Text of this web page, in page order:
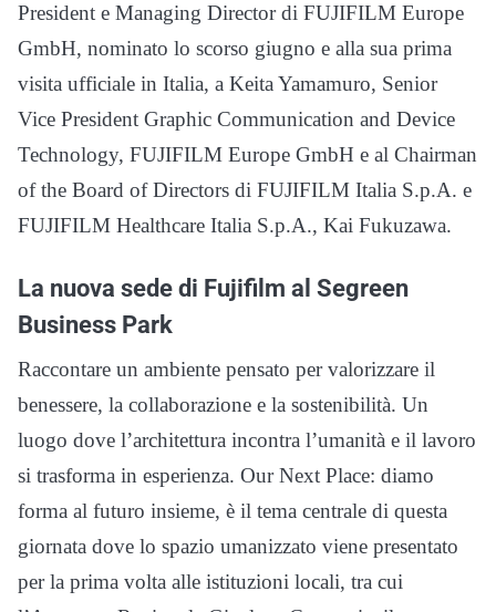
President e Managing Director di FUJIFILM Europe
GmbH, nominato lo scorso giugno e alla sua prima
visita ufficiale in Italia, a Keita Yamamuro, Senior
Vice President Graphic Communication and Device
Technology, FUJIFILM Europe GmbH e al Chairman
of the Board of Directors di FUJIFILM Italia S.p.A. e
FUJIFILM Healthcare Italia S.p.A., Kai Fukuzawa.
La nuova sede di Fujifilm al Segreen
Business Park
Raccontare un ambiente pensato per valorizzare il
benessere, la collaborazione e la sostenibilità. Un
luogo dove l’architettura incontra l’umanità e il lavoro
si trasforma in esperienza. Our Next Place: diamo
forma al futuro insieme, è il tema centrale di questa
giornata dove lo spazio umanizzato viene presentato
per la prima volta alle istituzioni locali, tra cui